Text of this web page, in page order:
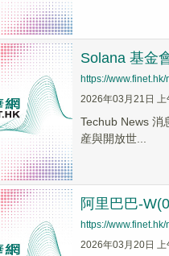
Solana 基金
https://
2026年03月21日 上
Techub News 消
産與開放世...
阿里巴巴-
https://
2026年03月20日 上